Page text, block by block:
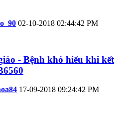
02-10-2018 02:44:42 PM
- Bệnh khó hiểu khi kết
17-09-2018 09:24:42 PM